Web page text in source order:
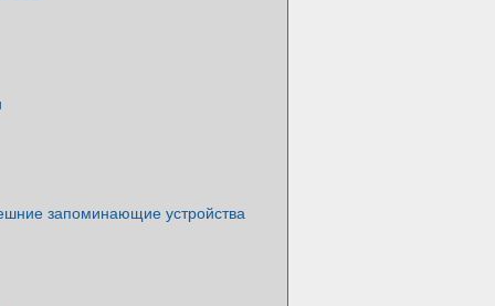
запоминающие устройства